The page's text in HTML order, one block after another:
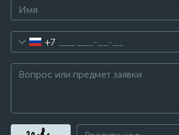
+7